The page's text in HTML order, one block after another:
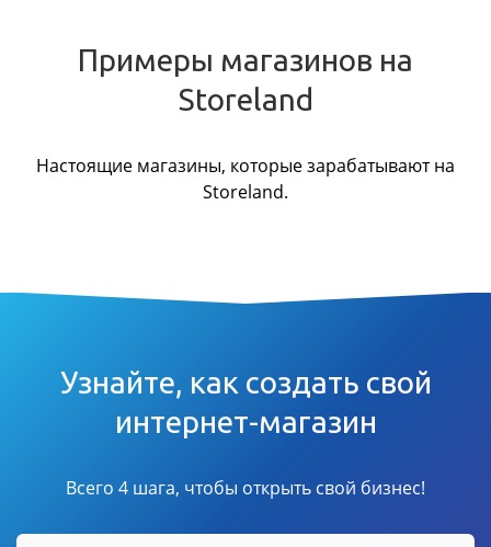
Примеры магазинов на
Storeland
Настоящие магазины, которые зарабатывают на
Storeland.
Узнайте, как создать свой
интернет-магазин
Всего 4 шага, чтобы открыть свой бизнес!